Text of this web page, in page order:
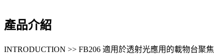
產品介紹
INTRODUCTION >> FB206 適用於透射光應用的載物台聚焦